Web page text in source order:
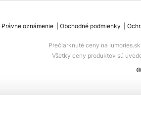
Právne oznámenie Obchodné podmienky
Prečiarknuté ceny na
Všetky ceny produktov sú